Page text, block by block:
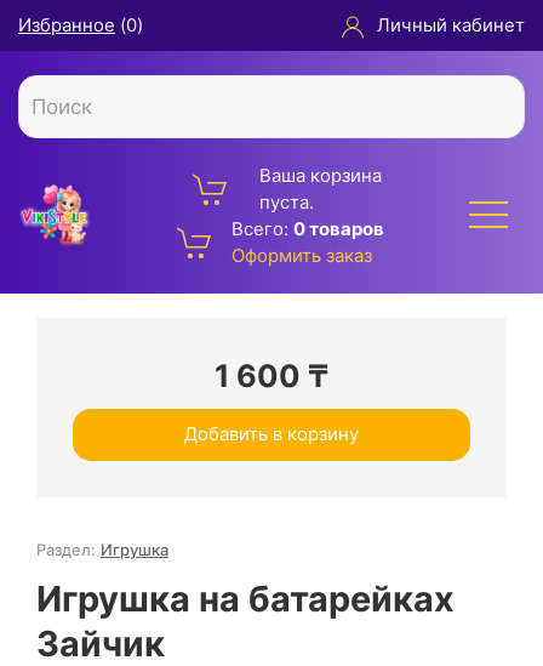
Избранное (0) Личный кабинет
Ваша корзина
пуста.
Всего: 0 товаров
Оформить заказ
1 600 ₸
Добавить в корзину
Раздел: Игрушка
Игрушка на батарейках
Зайчик